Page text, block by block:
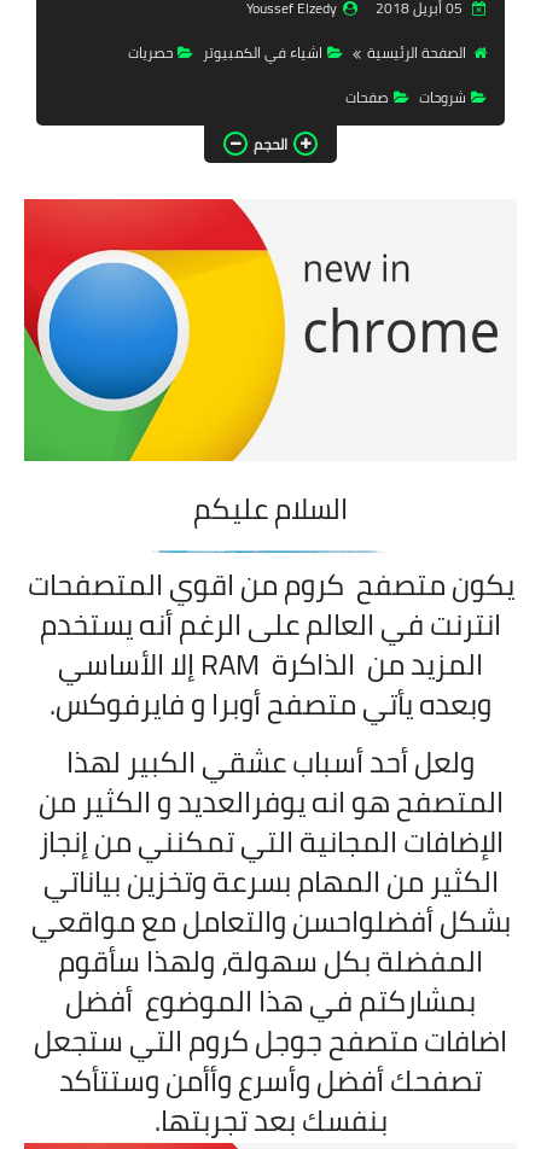
تحميل ألعاب
كورة | Time
ويندوزات
Youssef Elzedy
الصفحة الرئيسية
اشياء في الكمبيوتر
حصريات
شروحات
صفحات
الحجم
السلام عليكم
يكون متصفح كروم من اقوي المتصفحات
انترنت في العالم على الرغم أنه يستخدم
المزيد من الذاكرة RAM إلا الأساسي
وبعده يأتي متصفح أوبرا و فايرفوكس.
ولعل أحد أسباب عشقي الكبير لهذا
المتصفح هو انه يوفرالعديد و الكثير من
الإضافات المجانية التي تمكنني من إنجاز
الكثير من المهام بسرعة وتخزين بياناتي
بشكل أفضلواحسن والتعامل مع مواقعي
المفضلة بكل سهولة، ولهذا سأقوم
بمشاركتم في هذا الموضوع أفضل
اضافات متصفح جوجل كروم التي ستجعل
تصفحك أفضل وأسرع وأأمن وستتأكد
بنفسك بعد تجربتها.